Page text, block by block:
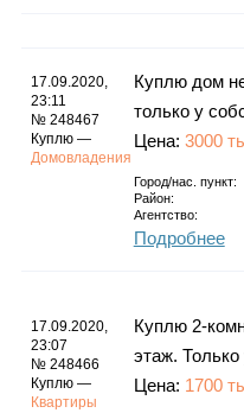
17.09.2020,
23:11
№ 248467
Куплю —
Домовладения
Куплю дом
только у
Цена: 3000
Город/нас. пункт:
Район:
Агентство:
Подробнее
17.09.2020,
23:07
№ 248466
Куплю —
Квартиры
Куплю 2-
этаж. Только
Цена: 1700